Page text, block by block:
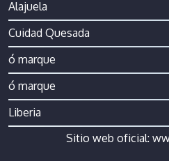
Alajuela
Cuidad Quesada
ó marque
ó marque
Liberia
Sitio web oficial: